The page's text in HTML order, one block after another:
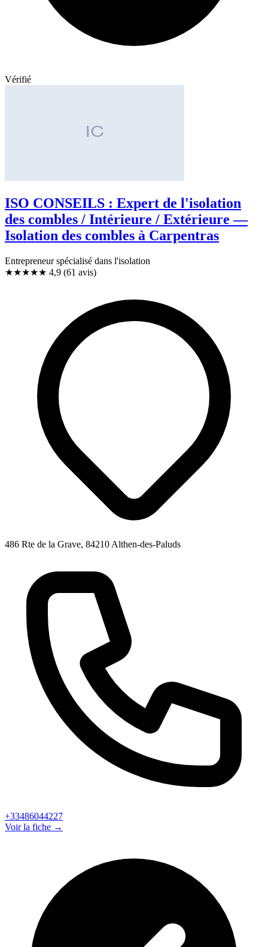
Vérifié
ISO CONSEILS : Expert de l'isolation
des combles / Intérieure / Extérieure —
Isolation des combles à Carpentras
Entrepreneur spécialisé dans l'isolation
★★★★★ 4,9 (61 avis)
486 Rte de la Grave, 84210 Althen-des-Paluds
+33486044227
Voir la fiche →